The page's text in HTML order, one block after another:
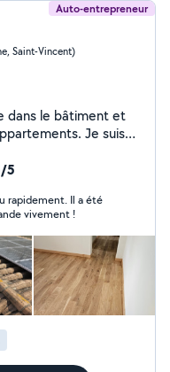
Auto-entrepreneur
Saint-Vincent)
Je suis
ect..., à titre
spécialisé
5
rapidement. Il a été
vivement !